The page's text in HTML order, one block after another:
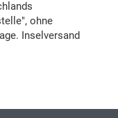
ohne
Inselversand